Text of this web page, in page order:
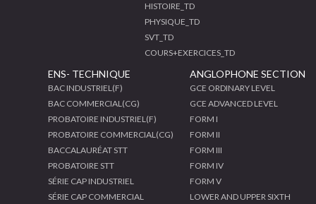
HISTOIRE_TD
PHYSIQUE_TD
SVT_TD
COURS+EXERCICES_TD
ENS- TECHNIQUE
BAC INDUSTRIEL(F)
BAC COMMERCIAL(CG)
PROBATOIRE INDUSTRIEL(F)
PROBATOIRE COMMERCIAL(CG)
BACCALAURÉAT STT
PROBATOIRE STT
SÉRIE CAP INDUSTRIEL
SÉRIE CAP COMMERCIAL
ANGLOPHONE SECTION
GCE ORDINARY LEVEL
GCE ADVANCED LEVEL
FORM I
FORM II
FORM III
FORM IV
FORM V
LOWER AND UPPER SIXTH